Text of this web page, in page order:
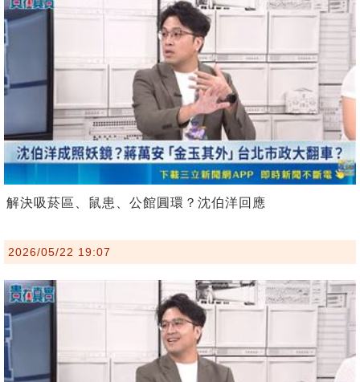
解決吸菸區、鼠患、公館圓環？沈伯洋回應
2026/05/22 19:07